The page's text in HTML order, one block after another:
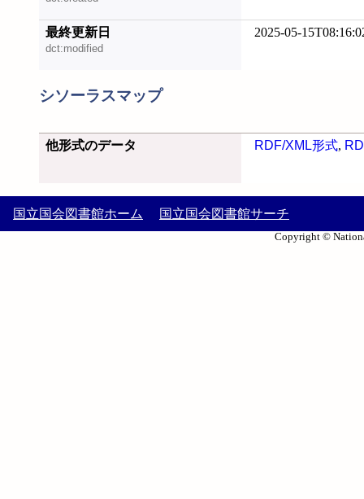
最終更新日
dct:modified
2025-05-
シソーラスマップ
他形式のデータ RDF/XML形式,
国立国会図書館ホーム 国立国会図書館サーチ
Copyright ©